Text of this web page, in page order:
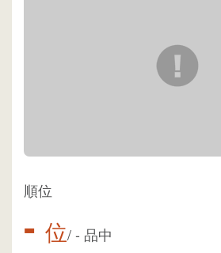
順位
- 位/- 品中